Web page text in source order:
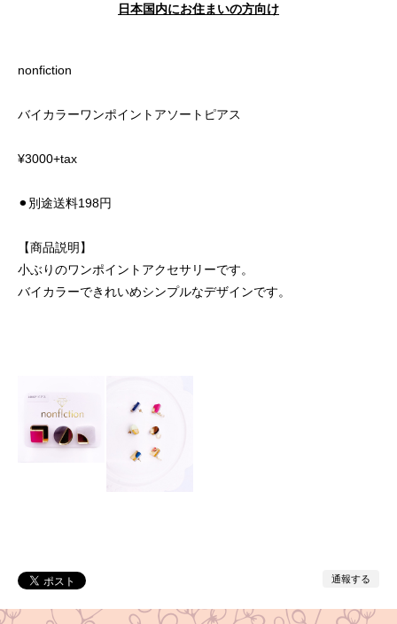
日本国内にお住まいの方向け
nonfiction
バイカラーワンポイントアソートピアス
¥3000+tax
⚫︎別途送料198円
【商品説明】
小ぶりのワンポイントアクセサリーです。
バイカラーできれいめシンプルなデザインです。
通報する